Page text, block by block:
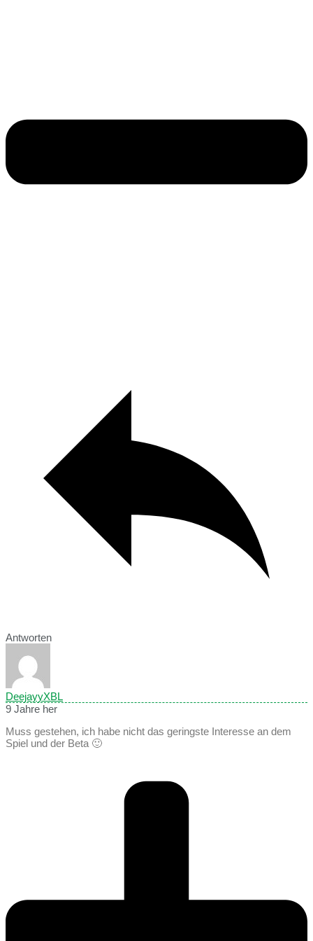
Antworten
DeejayyXBL
9 Jahre her
Muss gestehen, ich habe nicht das geringste Interesse an dem
Spiel und der Beta 🙂